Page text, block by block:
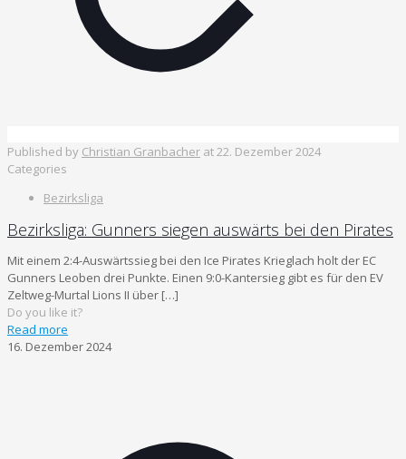
Published by Christian Granbacher at22. Dezember 2024
Categories
Bezirksliga
Bezirksliga: Gunners siegen auswärts bei den Pirates
Mit einem 2:4-Auswärtssieg bei den Ice Pirates Krieglach holt der EC
Gunners Leoben drei Punkte. Einen 9:0-Kantersieg gibt es für den EV
Zeltweg-Murtal Lions II über […]
Do you like it?
Read more
16. Dezember 2024